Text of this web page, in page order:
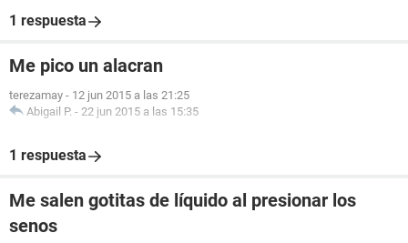
1 respuesta
Me pico un alacran
terezamay - 12 jun 2015 a las 21:25
Abigail P. - 22 jun 2015 a las 15:35
1 respuesta
Me salen gotitas de líquido al presionar los
senos